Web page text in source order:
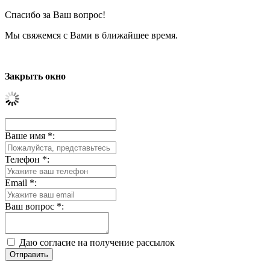
Спасибо за Ваш вопрос!
Мы свяжемся с Вами в ближайшее время.
Закрыть окно
Ваше имя *:
Телефон *:
Email *:
Ваш вопрос *:
Даю согласие на получение рассылок
Отправить